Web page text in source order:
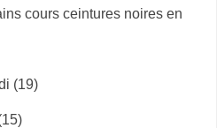
cours ceintures noires en
(19)